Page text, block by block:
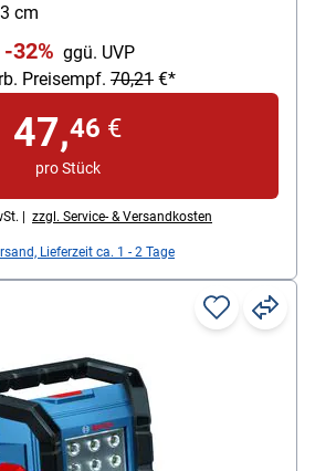
(B/T/H): 116/78/163 mm,
0,6 kg, Lieferung ohne Akku
cm
-32% ggü. UVP
Preisempf. 70,21 €*
47,46 €
pro Stück
| zzgl. Service- & Versandkosten
Lieferzeit ca. 1 - 2 Tage